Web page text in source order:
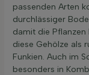
passenden Arten
durchlässiger
damit die
diese Gehölze als
Funkien. Auch im
besonders in